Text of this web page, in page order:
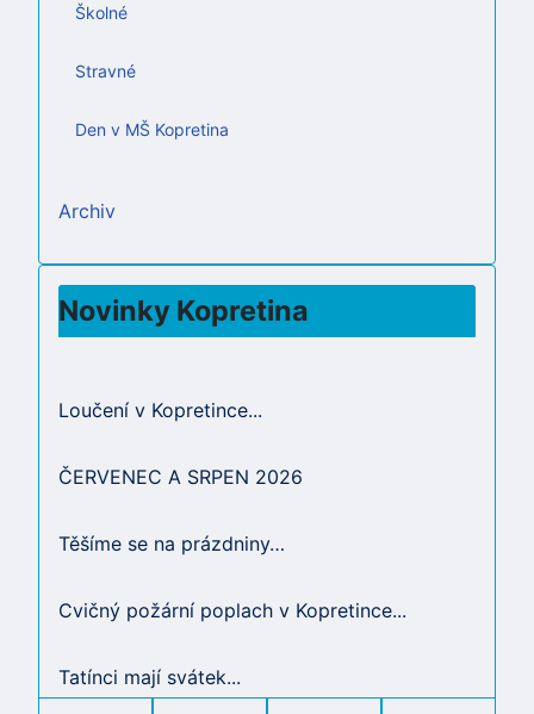
Školné
Stravné
Den v MŠ Kopretina
Archiv
Novinky Kopretina
Loučení v Kopretince...
ČERVENEC A SRPEN 2026
Těšíme se na prázdniny…
Cvičný požární poplach v Kopretince...
Tatínci mají svátek...